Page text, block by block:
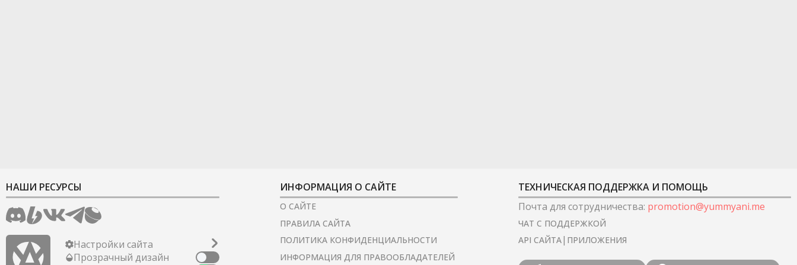
НАШИ РЕСУРСЫ
Настройки сайта
Прозрачный дизайн
ИНФОРМАЦИЯ О САЙТЕ
О САЙТЕ
ПРАВИЛА САЙТА
ПОЛИТИКА КОНФИДЕНЦИАЛЬНОСТИ
ИНФОРМАЦИЯ ДЛЯ ПРАВООБЛАДАТЕЛЕЙ
ТЕХНИЧЕСКАЯ ПОДДЕРЖКА И ПОМОЩЬ
Почта для сотрудничества: promotion@yummyani.me
ЧАТ С ПОДДЕРЖКОЙ
API САЙТА| ПРИЛОЖЕНИЯ